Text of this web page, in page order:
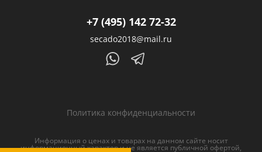
+7 (495) 142 72-32
secado2018@mail.ru
Политика конфиденциальности
Информация о ценах и товарах на данном сайте носит
информационный характер и не является публичной офертой,